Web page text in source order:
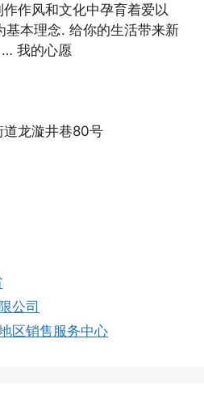
作风和文化中孕育着爱以
基本理念. 给你的生活带来新
我的心愿
道龙漩井巷80号
公司
区销售服务中心